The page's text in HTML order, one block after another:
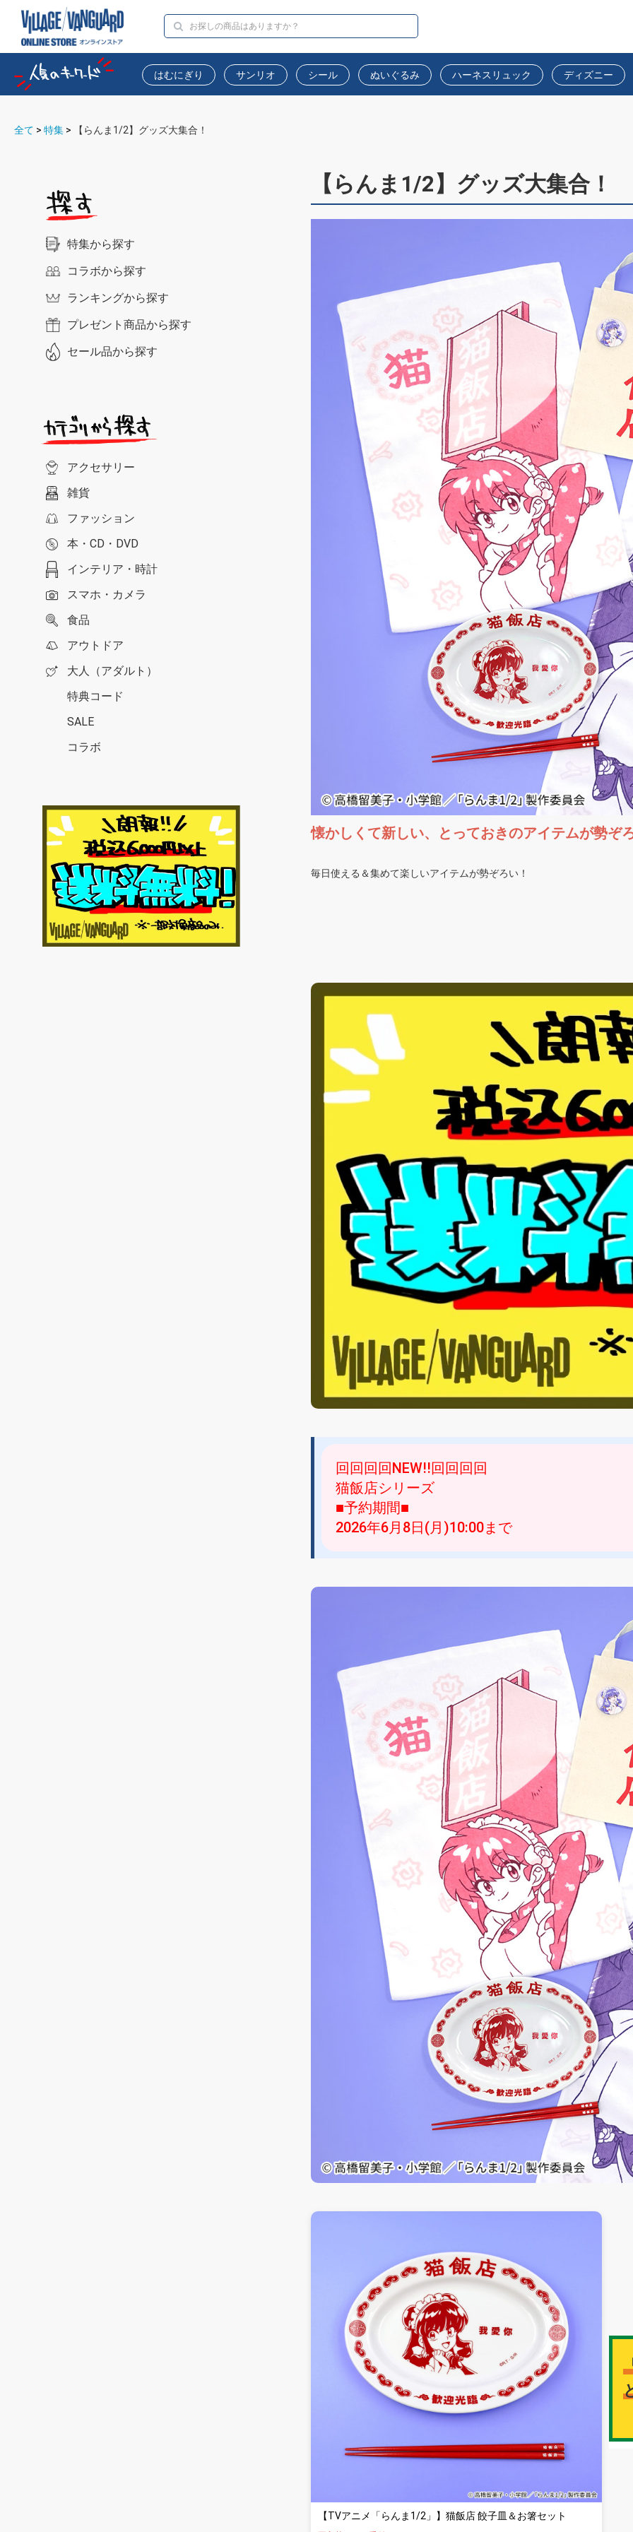
はむにぎり サンリオ シール ぬいぐるみ ハーネスリュック ディズニー
全て > 特集 > 【らんま1/2】グッズ大集合！
特集から探す
コラボから探す
ランキングから探す
プレゼント商品から探す
セール品から探す
アクセサリー
雑貨
ファッション
本・CD・DVD
インテリア・時計
スマホ・カメラ
食品
アウトドア
大人（アダルト）
特典コード
SALE
コラボ
【らんま1/2】グッズ大集合！
懐かしくて新しい、とっておきのアイテムが勢ぞ
毎日使える＆集めて楽しいアイテムが勢ぞろい！
回回回回NEW!!回回回回
猫飯店シリーズ
■予約期間■
2026年6月8日(月)10:00まで
【TVアニメ「らんま1/2」】猫飯店 餃子皿＆お箸セット